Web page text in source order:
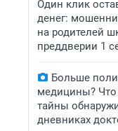
Один клик
денег:
на родителей
преддверии 1
Больше
медицины?
тайны
дневниках